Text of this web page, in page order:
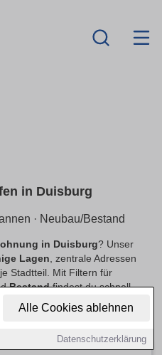
Alle Cookies ablehnen
Datenschutzerklärung
in Duisburg
· Neubau/Bestand
in Duisburg? Unser
Lagen , zentrale Adressen
je Stadtteil. Mit Filtern für
Bestandfindest du schnell
Angebote.